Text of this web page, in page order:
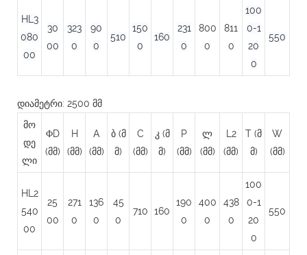
HL3
080
00
30
00
323
0
90
0
510
150
0
160
231
0
800
0
811
0
100
0-1
20
0
550
დიამეტრი: 2500 მმ
მო
დე
ლი
ΦD
(მმ)
H
(მმ)
A
(მმ)
ბ (მ
მ)
C
(მმ)
კ (მ
მ)
P
(მმ)
ლ
(მმ)
L2
(მმ)
T (მ
მ)
W
(მმ)
HL2
540
00
25
00
271
0
136
0
45
0
710 160
190
0
400
0
438
0
100
0-1
20
0
550